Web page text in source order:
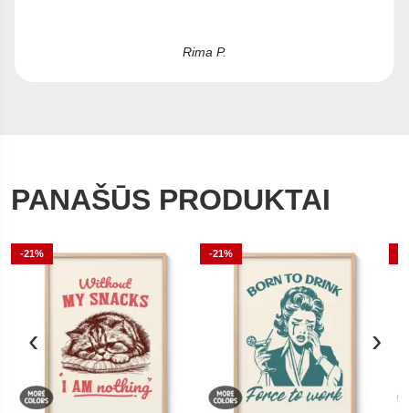
Kristina D.
PANAŠŪS PRODUKTAI
‹
-21% -21%
›